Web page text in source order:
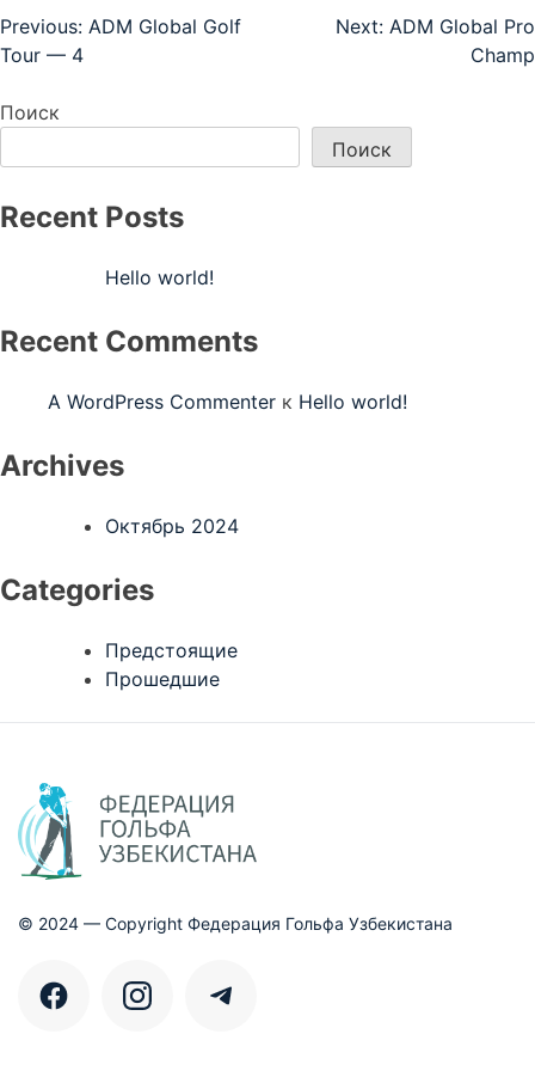
Навигация
по
записям
Previous: ADM Global Golf
Tour — 4
Next: ADM Global Pro
Champ
Поиск
Поиск
Recent Posts
Hello world!
Recent Comments
A WordPress Commenter к Hello world!
Archives
Октябрь 2024
Categories
Предстоящие
Прошедшие
© 2024 — Copyright Федерация Гольфа Узбекистана